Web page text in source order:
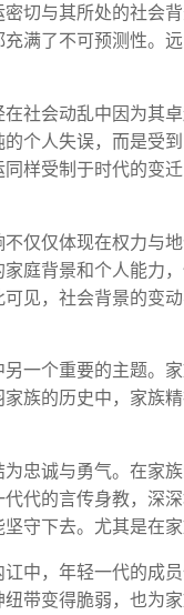
切与其所处的社会
满了不可预测性。
社会动乱中因为其
个人失误，而是受
样受制于时代的变
仅仅体现在权力与
庭背景和个人能力
见，社会背景的变
一个重要的主题。
族的历史中，家族
忠诚与勇气。在家
代的言传身教，深
守下去。尤其是在
中，年轻一代的成
带变得脆弱，也为